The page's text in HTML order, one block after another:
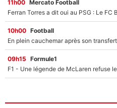
11h00 Mercato Football
10h00 Football
09h15 Formule1